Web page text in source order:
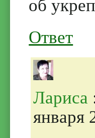
об
Ответ
Лариса
января